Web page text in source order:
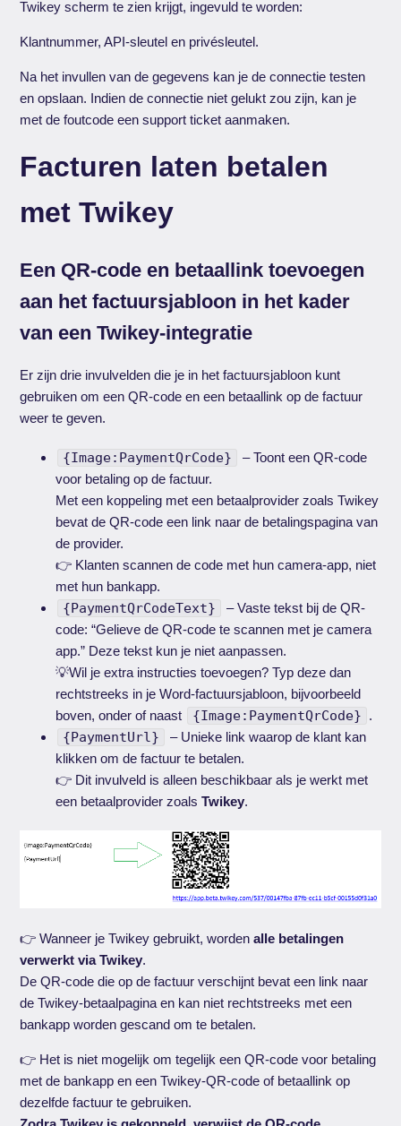
Twikey scherm te zien krijgt, ingevuld te worden:
Klantnummer, API-sleutel en privésleutel.
Na het invullen van de gegevens kan je de connectie testen
en opslaan. Indien de connectie niet gelukt zou zijn, kan je
met de foutcode een support ticket aanmaken.
Facturen laten betalen
met Twikey
Een QR-code en betaallink toevoegen
aan het factuursjabloon in het kader
van een Twikey-integratie
Er zijn drie invulvelden die je in het factuursjabloon kunt
gebruiken om een QR-code en een betaallink op de factuur
weer te geven.
{Image:PaymentQrCode}
– Toont een QR-code
voor betaling op de factuur.
Met een koppeling met een betaalprovider zoals Twikey
bevat de QR-code een link naar de betalingspagina van
de provider.
👉 Klanten scannen de code met hun camera-app, niet
met hun bankapp.
{PaymentQrCodeText}
– Vaste tekst bij de QR-
code: “Gelieve de QR-code te scannen met je camera
app.” Deze tekst kun je niet aanpassen.
💡Wil je extra instructies toevoegen? Typ deze dan
rechtstreeks in je Word-factuursjabloon, bijvoorbeeld
boven, onder of naast
{Image:PaymentQrCode} .
{PaymentUrl}
– Unieke link waarop de klant kan
klikken om de factuur te betalen.
👉 Dit invulveld is alleen beschikbaar als je werkt met
een betaalprovider zoalsTwikey.
👉 Wanneer je Twikey gebruikt, wordenalle betalingen
verwerkt via Twikey.
De QR-code die op de factuur verschijnt bevat een link naar
de Twikey-betaalpagina en kan niet rechtstreeks met een
bankapp worden gescand om te betalen.
👉 Het is niet mogelijk om tegelijk een QR-code voor betaling
met de bankapp en een Twikey-QR-code of betaallink op
dezelfde factuur te gebruiken.